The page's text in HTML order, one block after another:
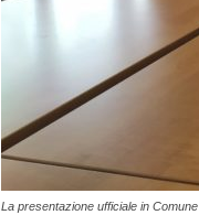
La presentazione ufficiale in Comune